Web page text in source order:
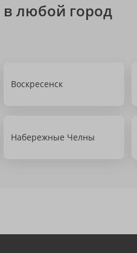
в любой город
Воскресенск
Набережные Челны